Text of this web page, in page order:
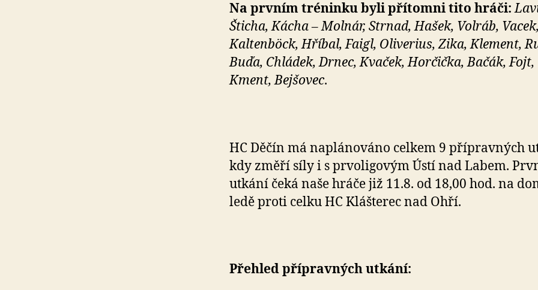
Na prvním tréninku byli přítomni tito hráči:
Šticha, Kácha – Molnár, Strnad, Hašek, Volráb, Vacek,
Kaltenböck, Hříbal, Faigl, Oliverius, Zika, Klement,
Buďa, Chládek, Drnec, Kvaček, Horčička, Bačák, Fojt,
Kment, Bejšovec.
HC Děčín má naplánováno celkem 9 přípravných
kdy změří síly i s prvoligovým Ústí nad Labem.
utkání čeká naše hráče již 11.8. od 18,00 hod. na
ledě proti celku HC Klášterec nad Ohří.
Přehled přípravných utkání: